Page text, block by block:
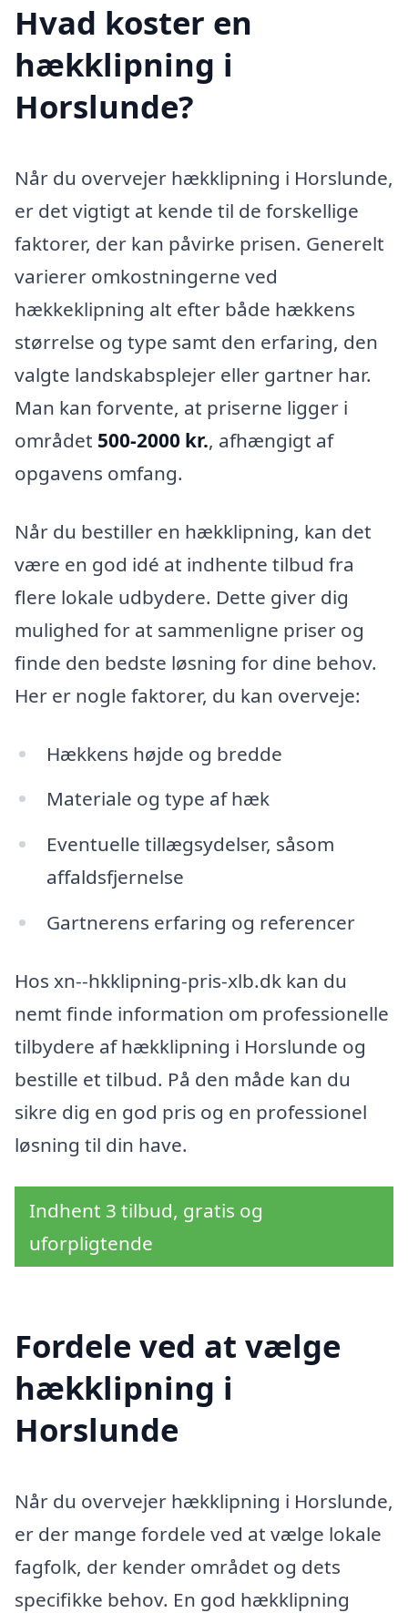
Hvad koster en
hækklipning i
Horslunde?
Når du overvejer hækklipning i Horslunde,
er det vigtigt at kende til de forskellige
faktorer, der kan påvirke prisen. Generelt
varierer omkostningerne ved
hækkeklipning alt efter både hækkens
størrelse og type samt den erfaring, den
valgte landskabsplejer eller gartner har.
Man kan forvente, at priserne ligger i
området 500-2000 kr., afhængigt af
opgavens omfang.
Når du bestiller en hækklipning, kan det
være en god idé at indhente tilbud fra
flere lokale udbydere. Dette giver dig
mulighed for at sammenligne priser og
finde den bedste løsning for dine behov.
Her er nogle faktorer, du kan overveje:
Hækkens højde og bredde
Materiale og type af hæk
Eventuelle tillægsydelser, såsom
affaldsfjernelse
Gartnerens erfaring og referencer
Hos xn--hkklipning-pris-xlb.dk kan du
nemt finde information om professionelle
tilbydere af hækklipning i Horslunde og
bestille et tilbud. På den måde kan du
sikre dig en god pris og en professionel
løsning til din have.
Indhent 3 tilbud, gratis og
uforpligtende
Fordele ved at vælge
hækklipning i
Horslunde
Når du overvejer hækklipning i Horslunde,
er der mange fordele ved at vælge lokale
fagfolk, der kender området og dets
specifikke behov. En god hækklipning